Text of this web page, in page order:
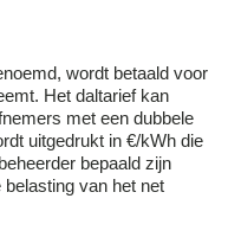
wordt betaald voor
Het daltarief kan
met een dubbele
uitgedrukt in €/kWh die
bepaald zijn
van het net